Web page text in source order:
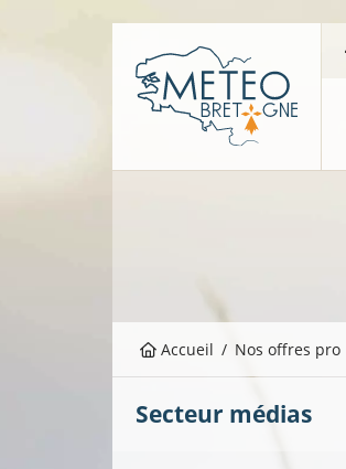
Accueil Nos offres pro
Secteur médias